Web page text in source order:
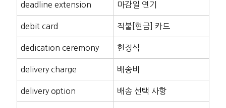
deadline extension 마감일 연기
debit card 직불[현금] 카드
dedication ceremony 헌정식
delivery charge 배송비
delivery option 배송 선택 사항